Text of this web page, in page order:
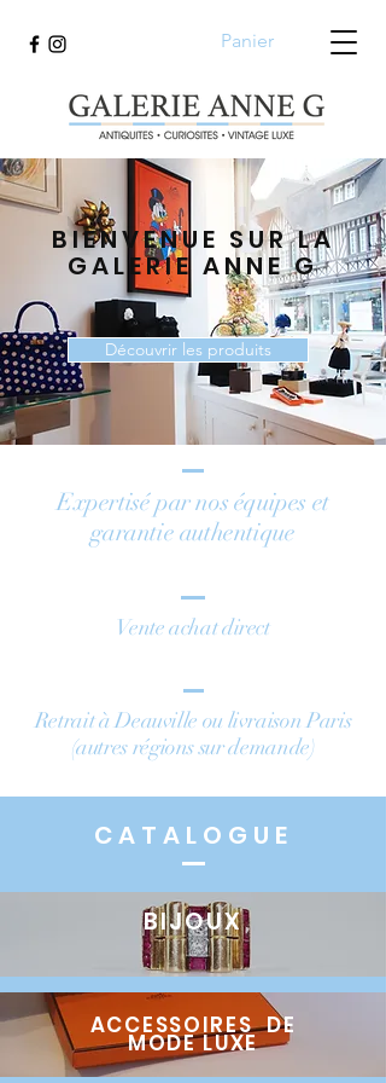
Panier
BIENVENUE SUR LA
GALERIE ANNE G
Découvrir les produits
Expertisé par nos équipes et
garantie authentique
Vente achat direct
Retrait à Deauville ou livraison Paris
(autres régions sur demande)
CATALOGUE
BIJOUX
ACCESSOIRESDE
MODELUXE